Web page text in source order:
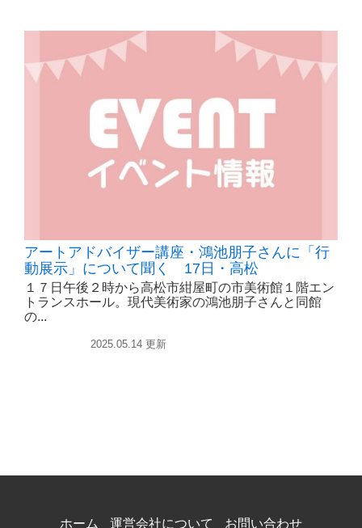
アートアドバイザー講座・鴻池朋子さんに「行
動展示」について聞く 17日・高松
１７日午後２時から高松市紺屋町の市美術館１階エン
トランスホール。現代美術家の鴻池朋子さんと同館
の...
2025.05.14 更新
ホーム 運営会社について お問い合わせ